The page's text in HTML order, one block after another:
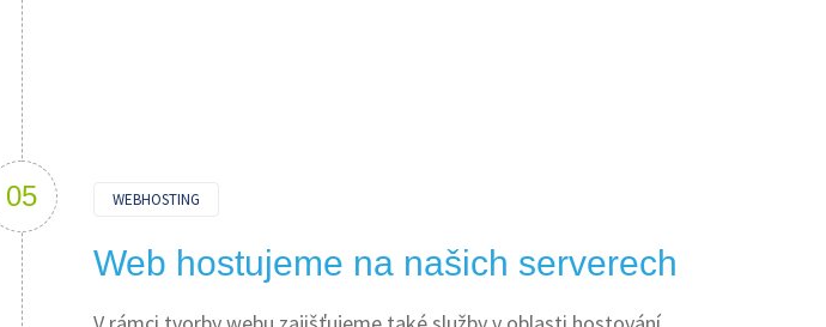
WEBHOSTING
Web hostujeme na našich serverech